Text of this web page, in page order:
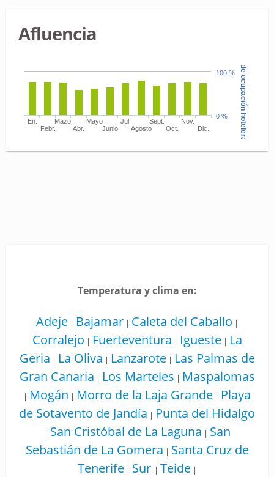
Afluencia
Tasa de ocupación hotelera
En.
Febr.
Mazo.
Abr.
Mayo
Junio
Jul.
Agosto
Sept.
Oct.
Nov.
Dic.
0 %
100 %
Temperatura y clima en:
Adeje| Bajamar| Caleta del Caballo |
Corralejo | Fuerteventura | Igueste| La
Geria | La Oliva | Lanzarote| Las Palmas de
Gran Canaria | Los Marteles | Maspalomas
| Mogán | Morro de la Laja Grande | Playa
de Sotavento de Jandía | Punta del Hidalgo
| San Cristóbal de La Laguna | San
Sebastián de La Gomera | Santa Cruz de
Tenerife| Sur | Teide|